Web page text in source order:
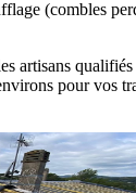
(combles
artisans
pour vos